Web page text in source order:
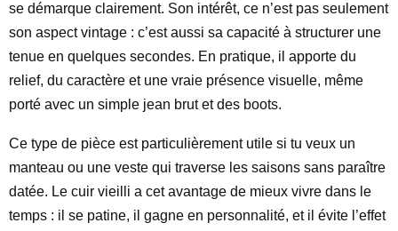
se démarque clairement. Son intérêt, ce n’est pas seulement
son aspect vintage : c’est aussi sa capacité à structurer une
tenue en quelques secondes. En pratique, il apporte du
relief, du caractère et une vraie présence visuelle, même
porté avec un simple jean brut et des boots.
Ce type de pièce est particulièrement utile si tu veux un
manteau ou une veste qui traverse les saisons sans paraître
datée. Le cuir vieilli a cet avantage de mieux vivre dans le
temps : il se patine, il gagne en personnalité, et il évite l’effet